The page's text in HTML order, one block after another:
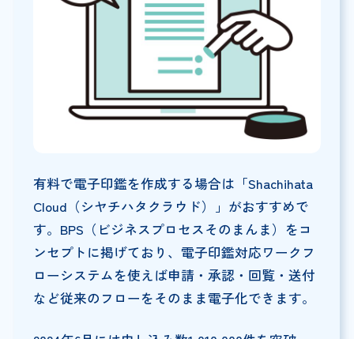
有料で電子印鑑を作成する場合は「Shachihata
Cloud（シヤチハタクラウド）」がおすすめで
す。BPS（ビジネスプロセスそのまんま）をコ
ンセプトに掲げており、電子印鑑対応ワークフ
ローシステムを使えば申請・承認・回覧・送付
など従来のフローをそのまま電子化できます。